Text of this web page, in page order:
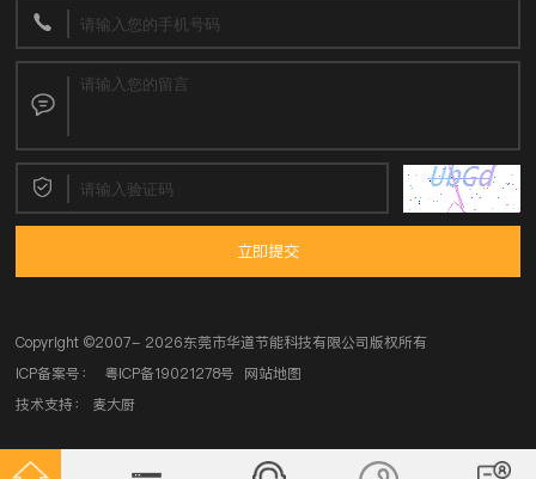
立即提交
Copyright ©2007- 2026东莞市华道节能科技有限公司版权所有
ICP备案号：
粤ICP备19021278号 网站地图
技术支持：
麦大厨